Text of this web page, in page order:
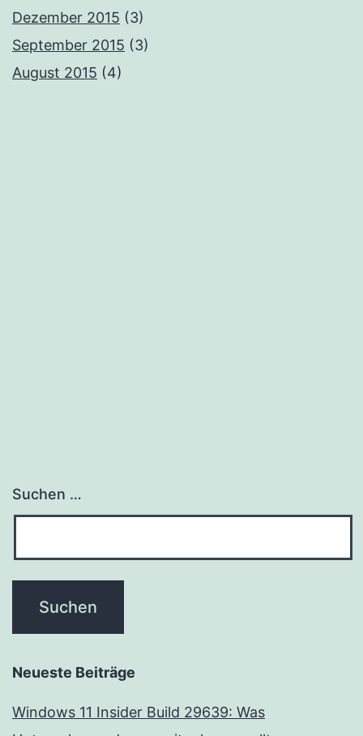
Dezember 2015 (3)
September 2015 (3)
August 2015 (4)
Suchen …
Neueste Beiträge
Windows 11 Insider Build 29639: Was